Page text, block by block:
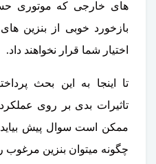
های خارجی که موتوری
بازخورد خوبی از بنزین
اختیار شما قرار نخواهند داد.
تا اینجا به این بحث
تاثیرات بدی بر روی
ممکن است سوال پیش
چگونه میتوان بنزین مرغوب